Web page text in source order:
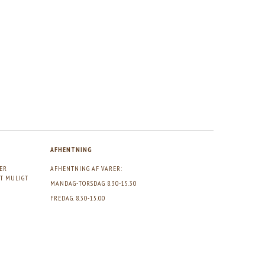
MULIGT
AFHENTNING
AFHENTNING AF VARER:
MANDAG-TORSDAG 8.30-15.30
FREDAG. 8.30-15.00